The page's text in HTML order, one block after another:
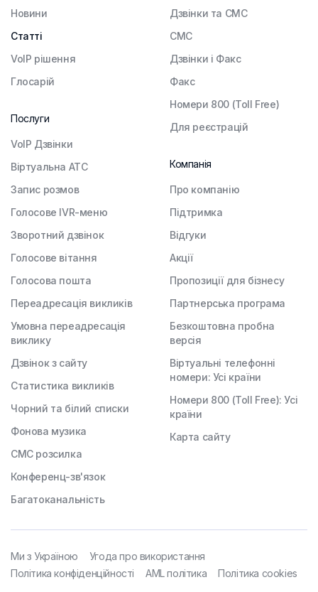
Новини
Статті
VoIP рішення
Глосарій
Послуги
VoIP Дзвінки
Віртуальна АТС
Запис розмов
Голосове IVR-меню
Зворотний дзвінок
Голосове вітання
Голосова пошта
Переадресація викликів
Умовна переадресація
виклику
Дзвінок з сайту
Статистика викликів
Чорний та білий списки
Фонова музика
СМС розсилка
Конференц-зв'язок
Багатоканальність
Дзвінки та СМС
СМС
Дзвінки і Факс
Факс
Номери 800 (Toll Free)
Для реєстрацій
Компанія
Про компанію
Підтримка
Відгуки
Акції
Пропозиції для бізнесу
Партнерська програма
Безкоштовна пробна
версія
Віртуальні телефонні
номери: Усі країни
Номери 800 (Toll Free): Усі
країни
Карта сайту
Ми з Україною
Угода про використання
Політика конфіденційності
AML політика Політика cookies